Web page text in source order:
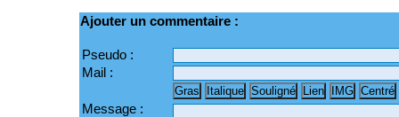
Ajouter un commentaire :
Pseudo :
Mail :
Message :